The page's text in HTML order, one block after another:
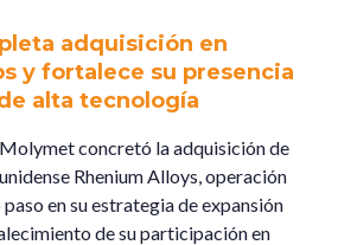
adquisición en
y fortalece su presencia
alta tecnología
concretó la adquisición de
Rhenium Alloys, operación
en su estrategia de expansión
de su participación en